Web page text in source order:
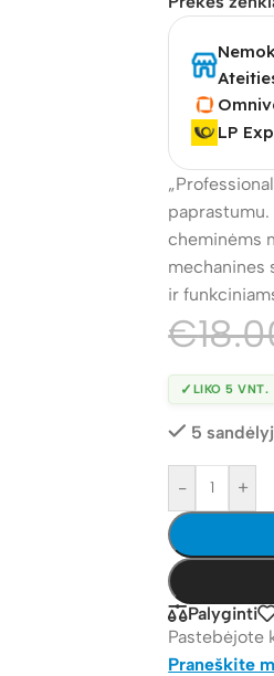
LP
cheminėms
mechanines
ir
€
✓ LIKO 5 VNT.
5
- +
Palyginti
Pastebėjote
Praneškite